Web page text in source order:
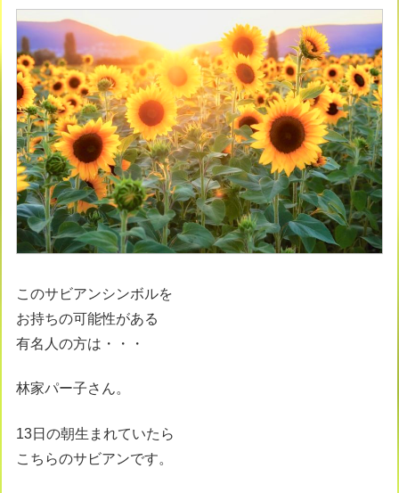
このサビアンシンボルを
お持ちの可能性がある
有名人の方は・・・
林家パー子さん。
13日の朝生まれていたら
こちらのサビアンです。